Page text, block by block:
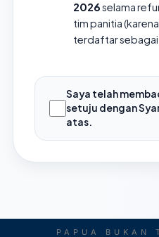
2026selama
tim panitia
terdaftar sebagai
Saya telah
setuju dengan
atas.
PAPUA BUKAN